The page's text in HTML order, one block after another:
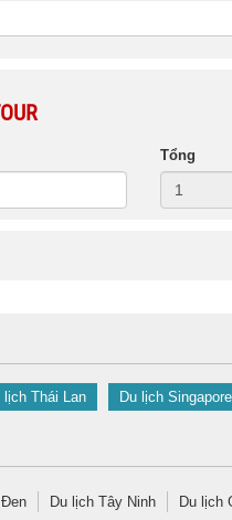
Tổng
lịch Thái Lan Du lịch Singapore
Du lịch Tây Ninh Du lịch